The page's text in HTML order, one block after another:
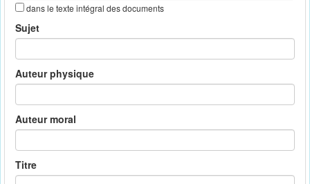
dans le texte intégral des documents
Sujet
Auteur physique
Auteur moral
Titre